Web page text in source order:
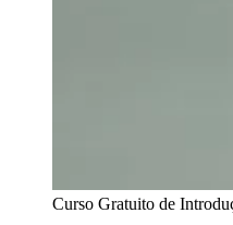
Curso Gratuito de